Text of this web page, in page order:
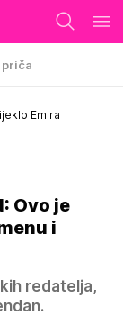
priča
Emira
Ovo je
i
redatelja,